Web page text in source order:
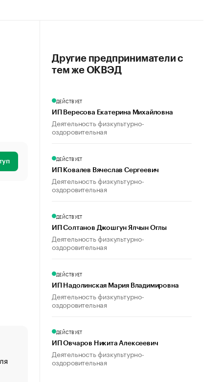
«От спорта тело стареет иначе». Как живет глава
создавшей GTA
Другие предприниматели с
тем же ОКВЭД
ДЕЙСТВУЕТ
ИП Вересова Екатерина Михайловна
Деятельность физкультурно-
оздоровительная
ДЕЙСТВУЕТ
ИП Ковалев Вячеслав Сергеевич
Деятельность физкультурно-
оздоровительная
ДЕЙСТВУЕТ
ИП Солтанов Джошгун Ялчын Оглы
Деятельность физкультурно-
оздоровительная
ДЕЙСТВУЕТ
ИП Надолинская Мария Владимировна
Деятельность физкультурно-
оздоровительная
ДЕЙСТВУЕТ
ИП Овчаров Никита Алексеевич
Деятельность физкультурно-
оздоровительная